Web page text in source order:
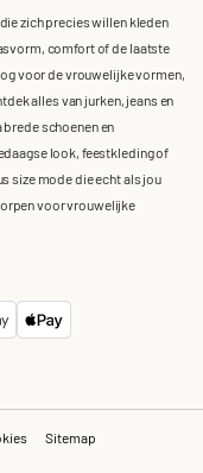
zich precies willen kleden
comfort of de laatste
voor de vrouwelijke vormen,
alles van jurken, jeans en
schoenen en
look, feestkleding of
size mode die echt als jou
voor vrouwelijke
Sitemap